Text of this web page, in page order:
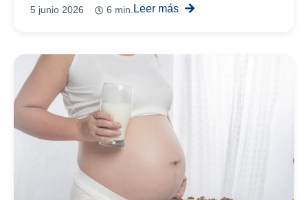
5 junio 2026 6 min. Leer más